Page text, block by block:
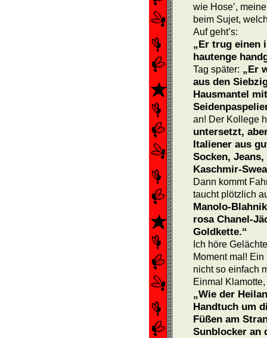
wie Hose’,
beim Sujet,
Auf geht’s:
„Er trug einen
hautenge
Tag später: „Er
aus den
Hausmantel
an! Der Kollege
untersetzt,
Italiener aus
Socken,
Kaschmir-
Dann kommt
taucht plötzlich
Manolo-
rosa Chanel-
Goldkette.“
Ich höre
Moment mal!
nicht so einfach
Einmal
„Wie der
Handtuch um
Füßen am
Sunblocker an